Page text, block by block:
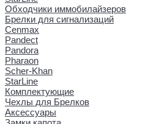
Обходчики иммобилайзеров
Брелки для сигнализаций
Cenmax
Pandect
Pandora
Pharaon
Scher-Khan
StarLine
Комплектующие
Чехлы для Брелков
Аксессуары